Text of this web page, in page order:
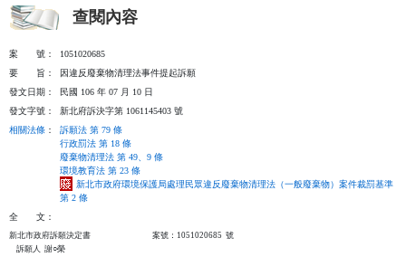
查閱內容
案 號：
1051020685
要
旨：
因違反廢棄物清理法事件提起訴願
發文日期：
民國 106 年 07 月 10 日
發文字號：
新北府訴決字第 1061145403 號
相關法條 ：
訴願法 第 79 條
行政罰法 第 18 條
廢棄物清理法 第 49、9 條
環境教育法 第 23 條
新北市政府環境保護局處理民眾違反廢棄物清理法（一般廢棄物）案件裁罰基準
第 2 條
全
文：
新北市政府訴願決定書                                  案號：1051020685  號
    訴願人  謝○榮